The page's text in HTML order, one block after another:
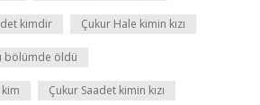
kimdir Çukur Hale kimin kızı
bölümde öldü
Çukur Saadet kimin kızı